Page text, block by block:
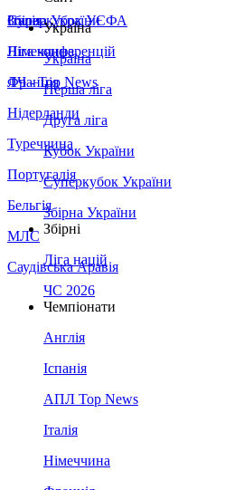
Збірна України
Італія
Німеччина
Франція
Нідерланди
Туреччина
Португалія
Бельгія
МЛС
Саудівська Аравія
Суперкубок УЄФА
Ліга конференцій
ЛЧ - Top News
Україна
Україна
Перша ліга
Друга ліга
Кубок України
Суперкубок України
Збірна України
Збірні
Ліга націй
ЧС 2026
Чемпіонати
Англія
Іспанія
АПЛ Top News
Італія
Німеччина